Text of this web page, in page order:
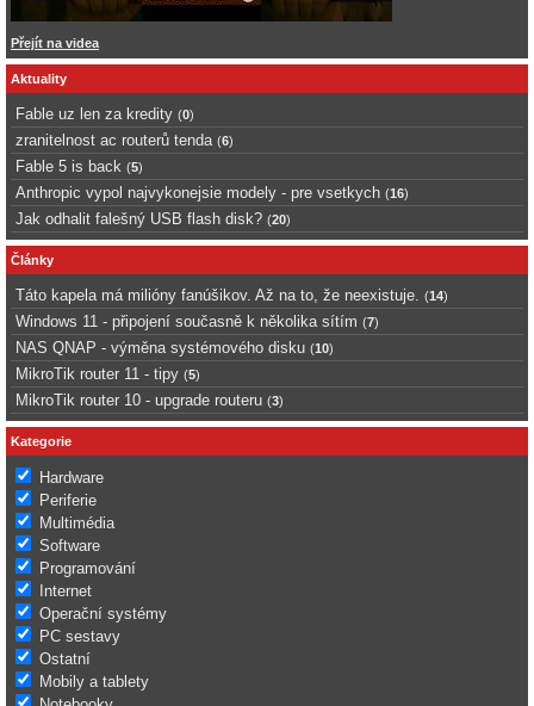
Přejít na videa
Aktuality
Fable uz len za kredity (0)
zranitelnost ac routerů tenda (6)
Fable 5 is back (5)
Anthropic vypol najvykonejsie modely - pre vsetkych (16)
Jak odhalit falešný USB flash disk? (20)
Články
Táto kapela má milióny fanúšikov. Až na to, že neexistuje. (14)
Windows 11 - připojení současně k několika sítím (7)
NAS QNAP - výměna systémového disku (10)
MikroTik router 11 - tipy (5)
MikroTik router 10 - upgrade routeru (3)
Kategorie
Hardware
Periferie
Multimédia
Software
Programování
Internet
Operační systémy
PC sestavy
Ostatní
Mobily a tablety